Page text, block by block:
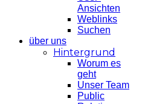
Ansichten
Weblinks
Suchen
über uns
Hintergrund
Worum es
geht
Unser Team
Public